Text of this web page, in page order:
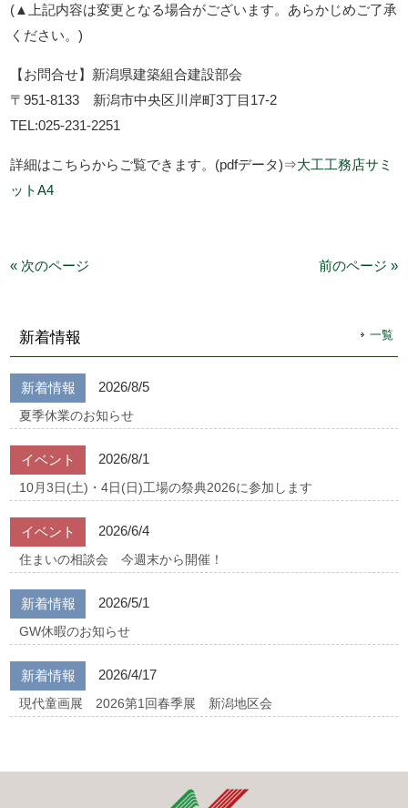
(▲上記内容は変更となる場合がございます。あらかじめご了承
ください。)
【お問合せ】新潟県建築組合建設部会
〒951-8133 新潟市中央区川岸町3丁目17-2
TEL:025-231-2251
詳細はこちらからご覧できます。(pdfデータ)⇒大工工務店サミ
ットA4
« 次のページ 前のページ »
新着情報 一覧
新着情報 2026/8/5
夏季休業のお知らせ
イベント 2026/8/1
10月3日(土)・4日(日)工場の祭典2026に参加します
イベント 2026/6/4
住まいの相談会 今週末から開催！
新着情報 2026/5/1
GW休暇のお知らせ
新着情報 2026/4/17
現代童画展 2026第1回春季展 新潟地区会